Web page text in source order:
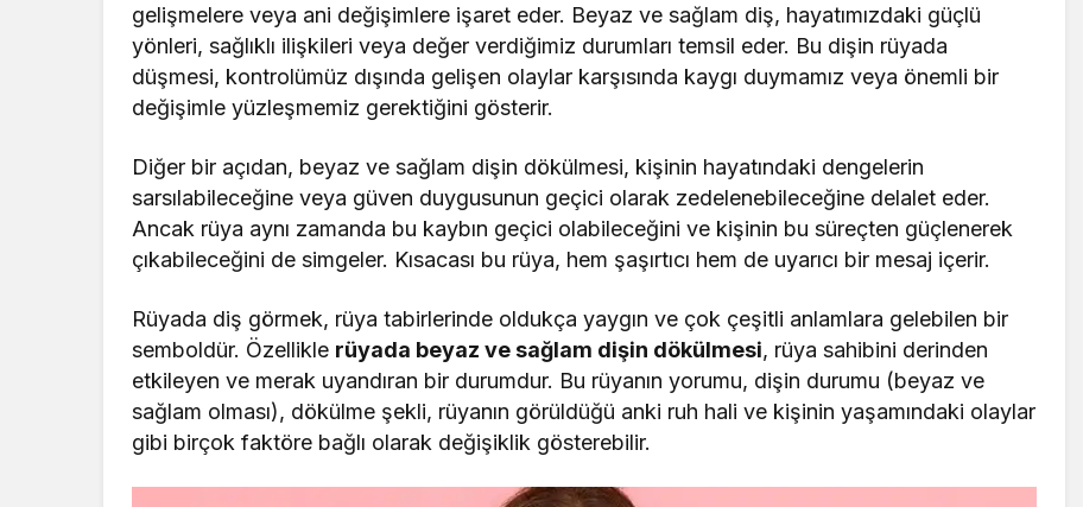
gelişmelere veya ani değişimlere işaret eder. Beyaz ve sağlam diş, hayatımızdaki güçlü
yönleri, sağlıklı ilişkileri veya değer verdiğimiz durumları temsil eder. Bu dişin rüyada
düşmesi, kontrolümüz dışında gelişen olaylar karşısında kaygı duymamız veya önemli bir
değişimle yüzleşmemiz gerektiğini gösterir.
Diğer bir açıdan, beyaz ve sağlam dişin dökülmesi, kişinin hayatındaki dengelerin
sarsılabileceğine veya güven duygusunun geçici olarak zedelenebileceğine delalet eder.
Ancak rüya aynı zamanda bu kaybın geçici olabileceğini ve kişinin bu süreçten güçlenerek
çıkabileceğini de simgeler. Kısacası bu rüya, hem şaşırtıcı hem de uyarıcı bir mesaj içerir.
Rüyada diş görmek, rüya tabirlerinde oldukça yaygın ve çok çeşitli anlamlara gelebilen bir
semboldür. Özellikle rüyada beyaz ve sağlam dişin dökülmesi, rüya sahibini derinden
etkileyen ve merak uyandıran bir durumdur. Bu rüyanın yorumu, dişin durumu (beyaz ve
sağlam olması), dökülme şekli, rüyanın görüldüğü anki ruh hali ve kişinin yaşamındaki olaylar
gibi birçok faktöre bağlı olarak değişiklik gösterebilir.